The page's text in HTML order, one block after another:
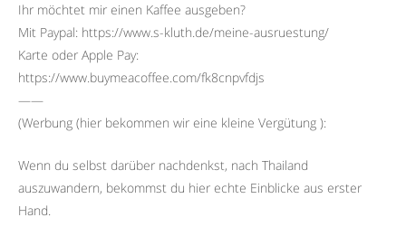
Ihr möchtet mir einen Kaffee ausgeben?
Mit Paypal: https://www.s-kluth.de/meine-ausruestung/
Karte oder Apple Pay:
https://www.buymeacoffee.com/fk8cnpvfdjs
——
(Werbung (hier bekommen wir eine kleine Vergütung ):
Wenn du selbst darüber nachdenkst, nach Thailand
auszuwandern, bekommst du hier echte Einblicke aus erster
Hand.